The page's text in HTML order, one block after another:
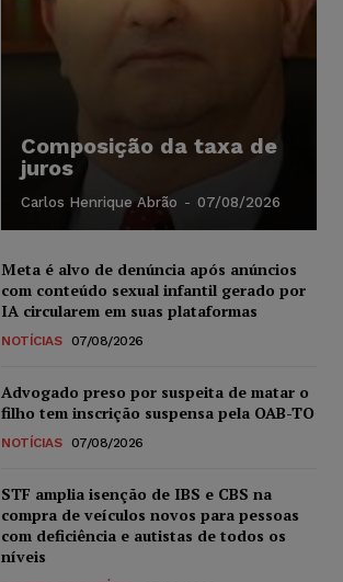
Composição da taxa de
juros
Carlos Henrique Abrão - 07/08/2026
Meta é alvo de denúncia após anúncios
com conteúdo sexual infantil gerado por
IA circularem em suas plataformas
NOTÍCIAS 07/08/2026
Advogado preso por suspeita de matar o
filho tem inscrição suspensa pela OAB-TO
NOTÍCIAS 07/08/2026
STF amplia isenção de IBS e CBS na
compra de veículos novos para pessoas
com deficiência e autistas de todos os
níveis